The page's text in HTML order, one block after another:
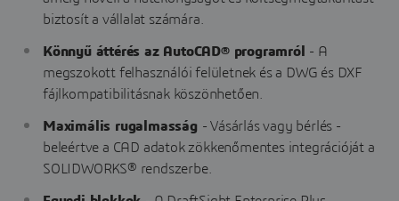
biztosít a vállalat számára.
Könnyű áttérés az AutoCAD® programról - A
megszokott felhasználói felületnek és a DWG és DXF
fájlkompatibilitásnak köszönhetően.
Maximális rugalmasság - Vásárlás vagy bérlés -
beleértve a CAD adatok zökkenőmentes integrációját a
SOLIDWORKS® rendszerbe.